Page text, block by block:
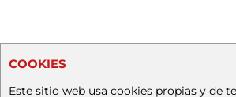
COOKIES
Este sitio web usa cookies propias y de